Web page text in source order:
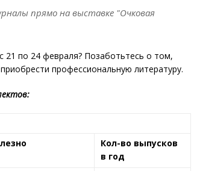
прямо на выставке "Очковая
21 по 24 февраля? Позаботьтесь о том,
профессиональную литературу.
Кол-во выпусков
в год